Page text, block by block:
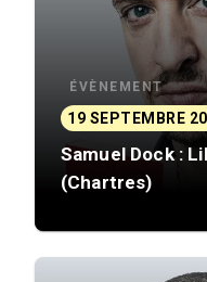
ÉVÈNEMENT
19 SEPTEMBRE
Samuel Dock :
(Chartres)